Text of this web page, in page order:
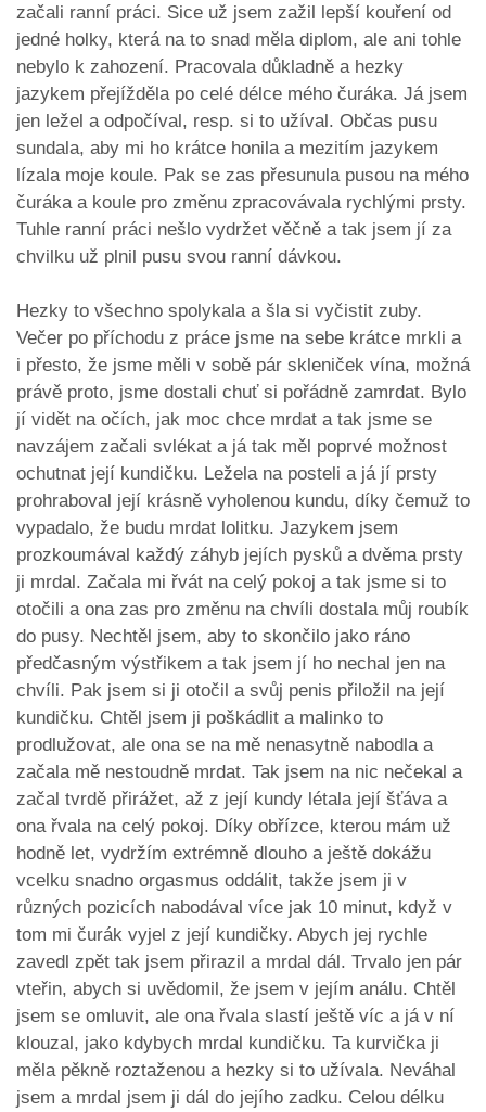
začali ranní práci. Sice už jsem zažil lepší kouření od
jedné holky, která na to snad měla diplom, ale ani tohle
nebylo k zahození. Pracovala důkladně a hezky
jazykem přejížděla po celé délce mého čuráka. Já jsem
jen ležel a odpočíval, resp. si to užíval. Občas pusu
sundala, aby mi ho krátce honila a mezitím jazykem
lízala moje koule. Pak se zas přesunula pusou na mého
čuráka a koule pro změnu zpracovávala rychlými prsty.
Tuhle ranní práci nešlo vydržet věčně a tak jsem jí za
chvilku už plnil pusu svou ranní dávkou.
Hezky to všechno spolykala a šla si vyčistit zuby.
Večer po příchodu z práce jsme na sebe krátce mrkli a
i přesto, že jsme měli v sobě pár skleniček vína, možná
právě proto, jsme dostali chuť si pořádně zamrdat. Bylo
jí vidět na očích, jak moc chce mrdat a tak jsme se
navzájem začali svlékat a já tak měl poprvé možnost
ochutnat její kundičku. Ležela na posteli a já jí prsty
prohraboval její krásně vyholenou kundu, díky čemuž to
vypadalo, že budu mrdat lolitku. Jazykem jsem
prozkoumával každý záhyb jejích pysků a dvěma prsty
ji mrdal. Začala mi řvát na celý pokoj a tak jsme si to
otočili a ona zas pro změnu na chvíli dostala můj roubík
do pusy. Nechtěl jsem, aby to skončilo jako ráno
předčasným výstřikem a tak jsem jí ho nechal jen na
chvíli. Pak jsem si ji otočil a svůj penis přiložil na její
kundičku. Chtěl jsem ji poškádlit a malinko to
prodlužovat, ale ona se na mě nenasytně nabodla a
začala mě nestoudně mrdat. Tak jsem na nic nečekal a
začal tvrdě přirážet, až z její kundy létala její šťáva a
ona řvala na celý pokoj. Díky obřízce, kterou mám už
hodně let, vydržím extrémně dlouho a ještě dokážu
vcelku snadno orgasmus oddálit, takže jsem ji v
různých pozicích nabodával více jak 10 minut, když v
tom mi čurák vyjel z její kundičky. Abych jej rychle
zavedl zpět tak jsem přirazil a mrdal dál. Trvalo jen pár
vteřin, abych si uvědomil, že jsem v jejím análu. Chtěl
jsem se omluvit, ale ona řvala slastí ještě víc a já v ní
klouzal, jako kdybych mrdal kundičku. Ta kurvička ji
měla pěkně roztaženou a hezky si to užívala. Neváhal
jsem a mrdal jsem ji dál do jejího zadku. Celou délku